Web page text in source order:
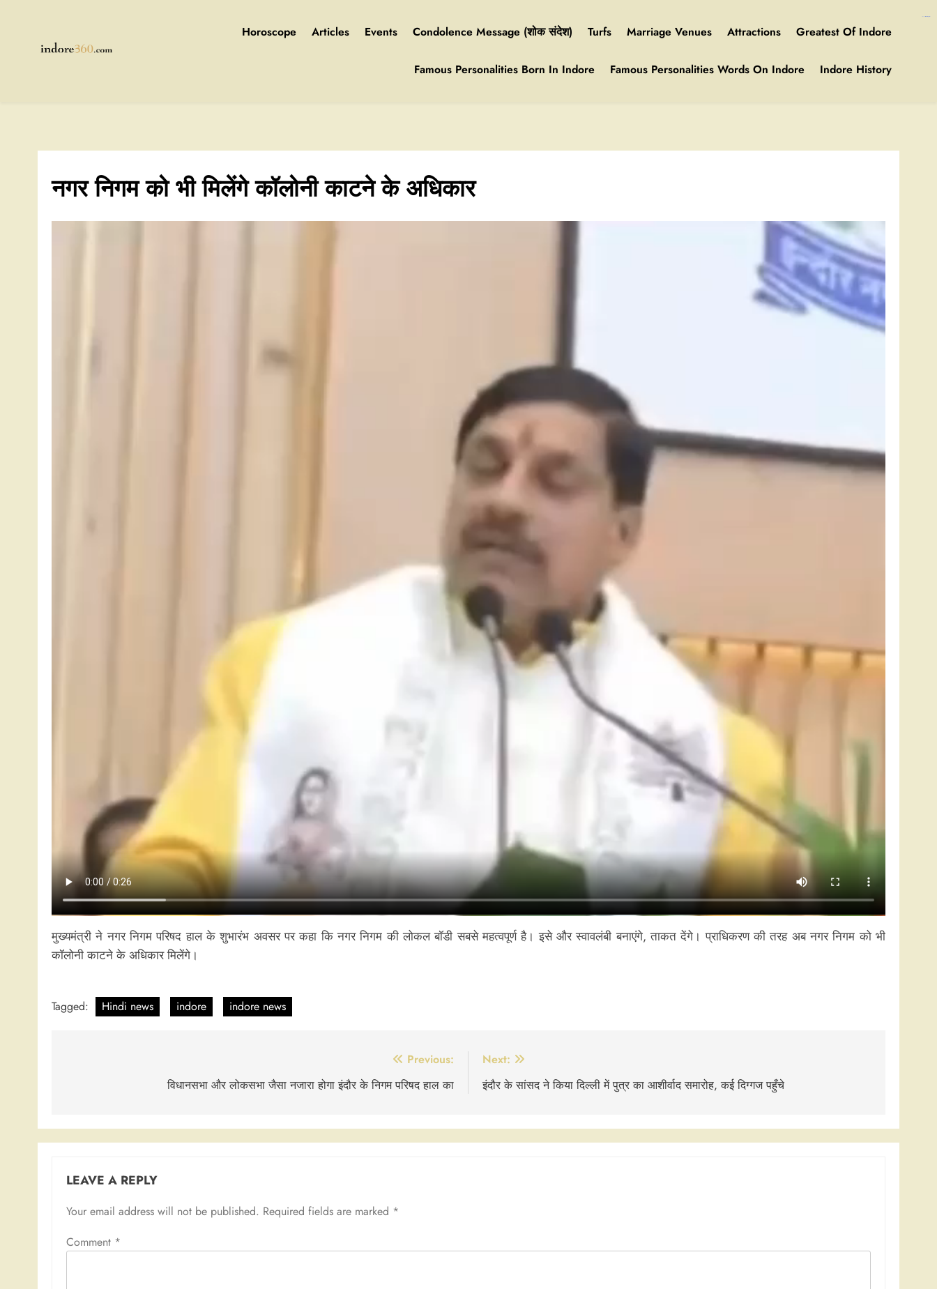
Horoscope Articles Events Condolence Message (शोक संदेश) Turfs Marriage Venues Attractions Greatest Of Indore
Famous Personalities Born In Indore Famous Personalities Words On Indore Indore History
नगर निगम को भी मिलेंगे कॉलोनी काटने के अधिकार
मुख्यमंत्री ने नगर निगम परिषद हाल के शुभारंभ अवसर पर कहा कि नगर निगम की लोकल बॉडी सबसे महत्वपूर्ण है। इसे और स्वावलंबी बनाएंगे, ताकत देंगे। प्राधिकरण की तरह अब नगर निगम को भी
कॉलोनी काटने के अधिकार मिलेंगे।
Tagged: Hindi news indore indore news
Previous:
विधानसभा और लोकसभा जैसा नजारा होगा इंदौर के निगम परिषद हाल का
Next:
इंदौर के सांसद ने किया दिल्ली में पुत्र का आशीर्वाद समारोह, कई दिग्गज पहुँचे
LEAVE A REPLY
Your email address will not be published. Required fields are marked *
Comment *